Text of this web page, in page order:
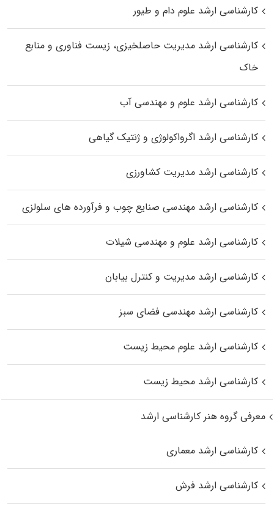
کارشناسی ارشد علوم دام و طیور
کارشناسی ارشد مدیریت حاصلخیزی، زیست فناوری و منابع
خاک
کارشناسی ارشد علوم و مهندسی آب
کارشناسی ارشد اگرواکولوژی و ژنتیک گیاهی
کارشناسی ارشد مدیریت کشاورزی
کارشناسی ارشد مهندسی صنایع چوب و فرآورده‌ های سلولزی
کارشناسی ارشد علوم و مهندسی شیلات
کارشناسی ارشد مدیریت و کنترل بیابان
کارشناسی ارشد مهندسی فضای سبز
کارشناسی ارشد علوم محیط‌ زیست
کارشناسی ارشد محیط زیست
معرفی گروه هنر کارشناسی ارشد
کارشناسی ارشد معماری
کارشناسی ارشد فرش